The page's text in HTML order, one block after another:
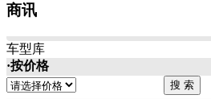
商讯
车型库
·按价格